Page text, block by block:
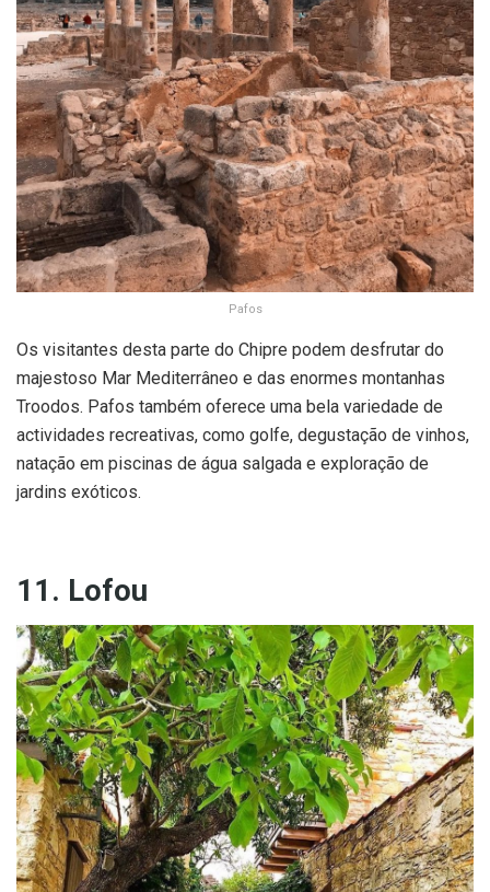
Pafos
Os visitantes desta parte do Chipre podem desfrutar do
majestoso Mar Mediterrâneo e das enormes montanhas
Troodos. Pafos também oferece uma bela variedade de
actividades recreativas, como golfe, degustação de vinhos,
natação em piscinas de água salgada e exploração de
jardins exóticos.
11. Lofou